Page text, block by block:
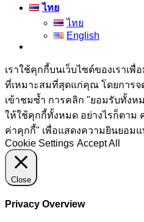
ไทย
ไทย
English
เราใช้คุกกี้บนเว็บไซต์ของเราเ
ที่เหมาะสมที่สุดแก่คุณ โดยการ
เข้าชมซ้ำ การคลิก "ยอมรับทั้ง
ให้ใช้คุกกี้ทั้งหมด อย่างไรก็ตาม
ค่าคุกกี้" เพื่อแสดงความยินยอม
Cookie Settings Accept All
Close
Privacy Overview